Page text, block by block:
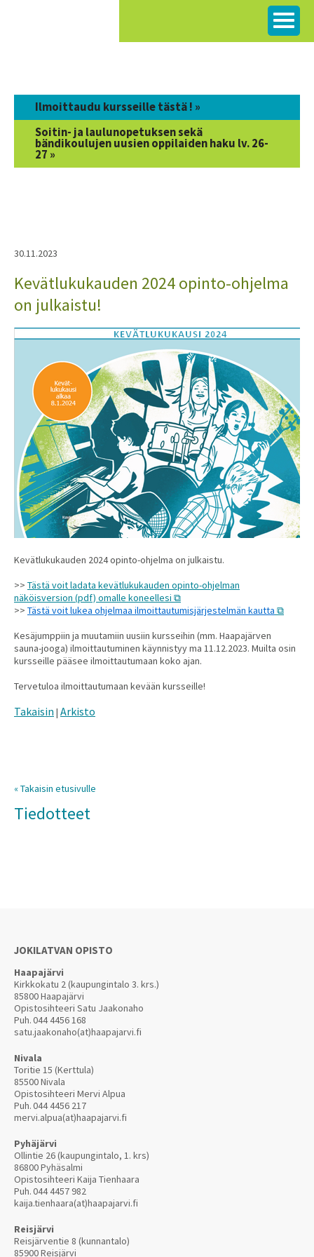
Ilmoittaudu kursseille tästä ! »
Soitin- ja laulunopetuksen sekä
bändikoulujen uusien oppilaiden haku lv. 26-
27 »
30.11.2023
Kevätlukukauden 2024 opinto-ohjelma
on julkaistu!
Kevätlukukauden 2024 opinto-ohjelma on julkaistu.
>> Tästä voit ladata kevätlukukauden opinto-ohjelman
näköisversion (pdf) omalle koneellesi
>> Tästä voit lukea ohjelmaa ilmoittautumisjärjestelmän kautta
Kesäjumppiin ja muutamiin uusiin kursseihin (mm. Haapajärven
sauna-jooga) ilmoittautuminen käynnistyy ma 11.12.2023. Muilta osin
kursseille pääsee ilmoittautumaan koko ajan.
Tervetuloa ilmoittautumaan kevään kursseille!
Takaisin | Arkisto
« Takaisin etusivulle
Tiedotteet
JOKILATVAN OPISTO
Haapajärvi
Kirkkokatu 2 (kaupungintalo 3. krs.)
85800 Haapajärvi
Opistosihteeri Satu Jaakonaho
Puh.044 4456 168
satu.jaakonaho(at)haapajarvi.fi
Nivala
Toritie 15 (Kerttula)
85500 Nivala
Opistosihteeri Mervi Alpua
Puh.044 4456 217
mervi.alpua(at)haapajarvi.fi
Pyhäjärvi
Ollintie 26 (kaupungintalo, 1. krs)
86800 Pyhäsalmi
Opistosihteeri Kaija Tienhaara
Puh.044 4457 982
kaija.tienhaara(at)haapajarvi.fi
Reisjärvi
Reisjärventie 8 (kunnantalo)
85900 Reisjärvi